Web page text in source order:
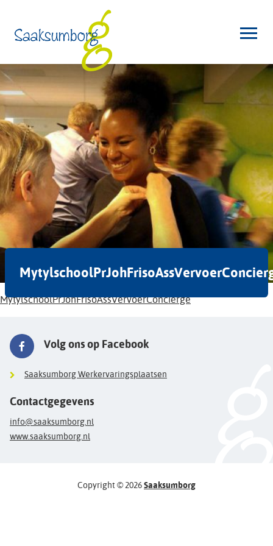
MytylschoolPrJohFrisoAssVervoerConcierge
Volg ons op Facebook
Saaksumborg Werkervaringsplaatsen
Contactgegevens
info@saaksumborg.nl
www.saaksumborg.nl
Copyright © 2026Saaksumborg